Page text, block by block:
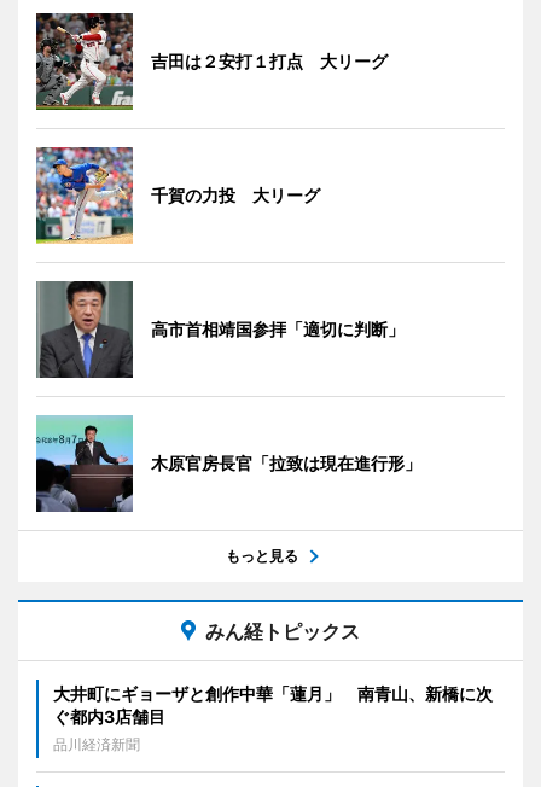
吉田は２安打１打点 大リーグ
千賀の力投 大リーグ
高市首相靖国参拝「適切に判断」
木原官房長官「拉致は現在進行形」
もっと見る
みん経トピックス
大井町にギョーザと創作中華「蓮月」 南青山、新橋に次
ぐ都内3店舗目
品川経済新聞